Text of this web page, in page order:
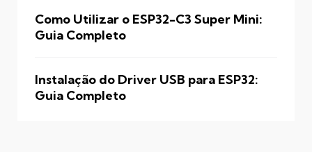
Como Utilizar o ESP32-C3 Super Mini:
Guia Completo
Instalação do Driver USB para ESP32:
Guia Completo